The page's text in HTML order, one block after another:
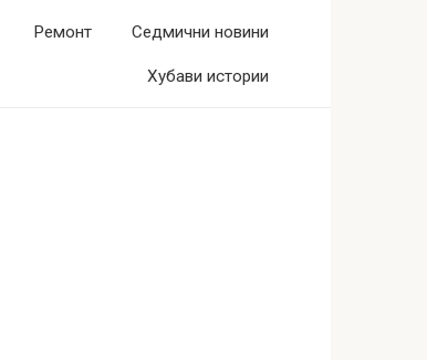
Ремонт Седмични новини
Хубави истории